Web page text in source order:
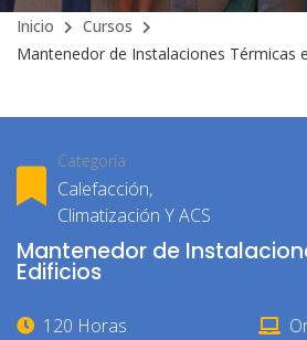
Inicio
Cursos
Mantenedor de Instalaciones Térmicas
Categoría
Calefacción,
Climatización Y ACS
Mantenedor de
Edificios
120 Horas